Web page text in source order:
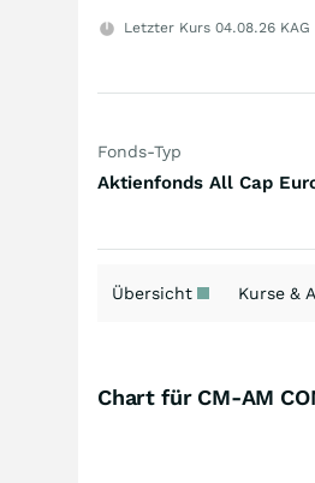
Letzter Kurs 04.08.26
Fonds-Typ
Übersicht Kurse &
Chart für CM-AM